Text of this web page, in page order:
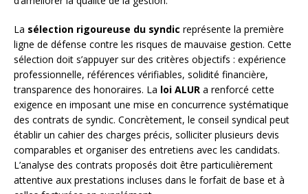
La sélection rigoureuse du syndic représente la première
ligne de défense contre les risques de mauvaise gestion. Cette
sélection doit s’appuyer sur des critères objectifs : expérience
professionnelle, références vérifiables, solidité financière,
transparence des honoraires. La loi ALUR a renforcé cette
exigence en imposant une mise en concurrence systématique
des contrats de syndic. Concrètement, le conseil syndical peut
établir un cahier des charges précis, solliciter plusieurs devis
comparables et organiser des entretiens avec les candidats.
L’analyse des contrats proposés doit être particulièrement
attentive aux prestations incluses dans le forfait de base et à